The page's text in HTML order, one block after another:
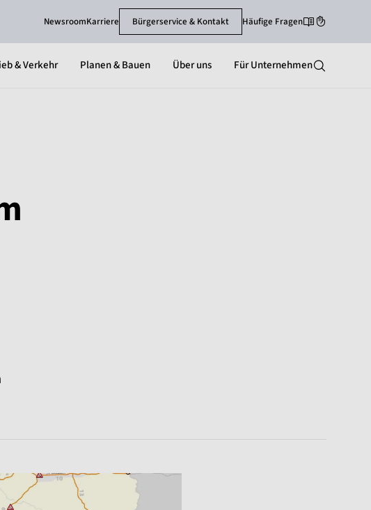
NewsroomKarriere Bürgerservice & Kontakt Häufige FragenLeichte Sprache
& Verkehr Planen & Bauen Über uns Für Unternehmen